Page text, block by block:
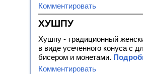
Комментировать
ХУШПУ
Хушпу - традиционный
в виде усеченного конуса с
бисером и монетами.
Комментировать